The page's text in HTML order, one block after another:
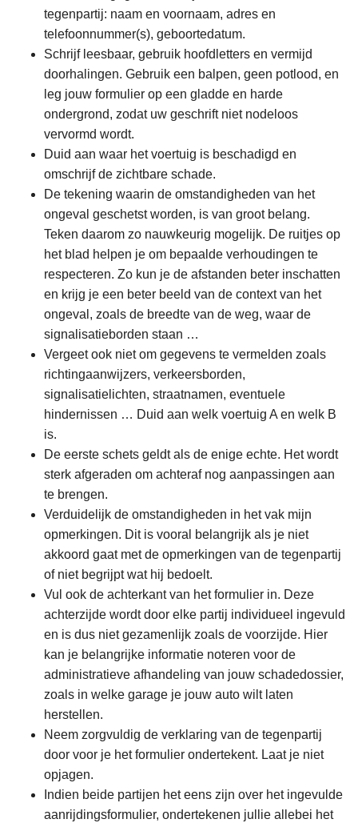
tegenpartij: naam en voornaam, adres en
telefoonnummer(s), geboortedatum.
Schrijf leesbaar, gebruik hoofdletters en vermijd
doorhalingen. Gebruik een balpen, geen potlood, en
leg jouw formulier op een gladde en harde
ondergrond, zodat uw geschrift niet nodeloos
vervormd wordt.
Duid aan waar het voertuig is beschadigd en
omschrijf de zichtbare schade.
De tekening waarin de omstandigheden van het
ongeval geschetst worden, is van groot belang.
Teken daarom zo nauwkeurig mogelijk. De ruitjes op
het blad helpen je om bepaalde verhoudingen te
respecteren. Zo kun je de afstanden beter inschatten
en krijg je een beter beeld van de context van het
ongeval, zoals de breedte van de weg, waar de
signalisatieborden staan …
Vergeet ook niet om gegevens te vermelden zoals
richtingaanwijzers, verkeersborden,
signalisatielichten, straatnamen, eventuele
hindernissen … Duid aan welk voertuig A en welk B
is.
De eerste schets geldt als de enige echte. Het wordt
sterk afgeraden om achteraf nog aanpassingen aan
te brengen.
Verduidelijk de omstandigheden in het vak mijn
opmerkingen. Dit is vooral belangrijk als je niet
akkoord gaat met de opmerkingen van de tegenpartij
of niet begrijpt wat hij bedoelt.
Vul ook de achterkant van het formulier in. Deze
achterzijde wordt door elke partij individueel ingevuld
en is dus niet gezamenlijk zoals de voorzijde. Hier
kan je belangrijke informatie noteren voor de
administratieve afhandeling van jouw schadedossier,
zoals in welke garage je jouw auto wilt laten
herstellen.
Neem zorgvuldig de verklaring van de tegenpartij
door voor je het formulier ondertekent. Laat je niet
opjagen.
Indien beide partijen het eens zijn over het ingevulde
aanrijdingsformulier, ondertekenen jullie allebei het